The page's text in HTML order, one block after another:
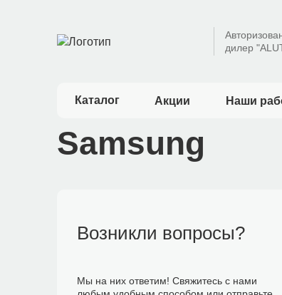
дилер
Каталог Акции Наши
Samsung
Возникли вопросы?
Мы на них ответим! Свяжитесь с нами